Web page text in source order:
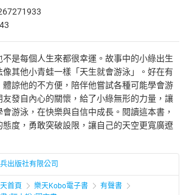
是每個人生來都很幸運。故事中的小綠出生
像其他小青蛙一樣「天生就會游泳」。好在有
諒他的不方便，陪伴他嘗試各種可能學會游
發自內心的關懷，給了小綠無形的力量，讓
游泳，在快樂與自信中成長。閱讀這本書，
度，勇敢突破設限，讓自己的天空更寬廣遼
出版社有限公司
首頁 樂天Kobo電子書
有聲書